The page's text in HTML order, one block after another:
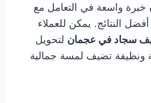
خبرة واسعة في التعامل مع
النتائج. يمكن للعملاء
سجاد في عجمان لتحويل
ونظيفة تضيف لمسة جمالية